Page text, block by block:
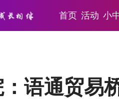
首页 活动 小
语通贸易